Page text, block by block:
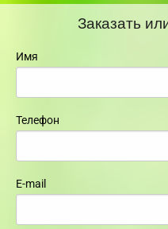
Заказать
Имя
Телефон
E-mail